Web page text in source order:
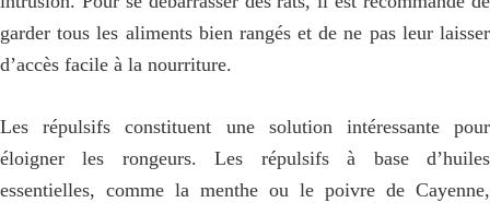
garder tous les aliments bien rangés et de ne pas leur laisser
d’accès facile à la nourriture.
Les répulsifs constituent une solution intéressante pour
éloigner les rongeurs. Les répulsifs à base d’huiles
essentielles, comme la menthe ou le poivre de Cayenne,